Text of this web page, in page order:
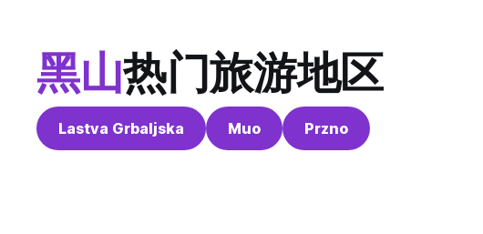
黑山热门旅游地区
Lastva Grbaljska Muo Przno